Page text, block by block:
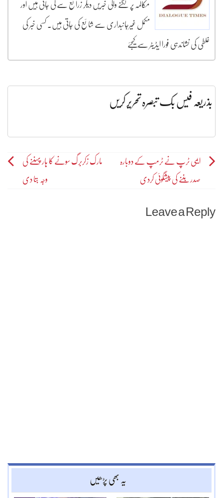
مکالمہ پر لگنے والی خبریں دیگر زرائع سے لی جاتی ہیں اور
مکمل غیرجانبداری سے شائع کی جاتی ہیں۔ کسی خبر کی
غلطی کی نشاندہی فورا ایڈیٹر سے کیجئے
بذریعہ فیس بک تبصرہ تحریر کریں
Post
navigation
ایمی ٹرپ نے ٹرمپ کے دوبارہ
صدر بننے کی پیشگوئی کردی
مارک زکربرگ سونے کا ہار پہننے کی
وجہ بتا دی
Leave a Reply
یہ بھی پڑھیں